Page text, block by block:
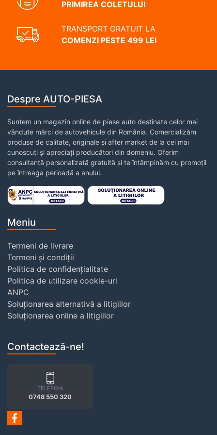
PRIMIREA COLETULUI
TRANSPORT GRATUIT LA
COMENZI PESTE 499 LEI
Despre AUTO-PIESA
Suntem un magazin online de piese auto destinate celor mai
vândute mărci de autovehicule din România. Comercializăm
produse de calitate, originale și after market de la cei mai
cunoscuți și apreciați producători din domeniu. Oferim
consultanță personalizată gratuită și te întâmpinăm cu promoții
pe întreaga perioadă a anului.
Meniu
Termeni de livrare
Termeni și condiții
Politica de confidențialitate
Politica de utilizare cookie-uri
ANPC
Soluționarea alternativă a litigiilor
Soluționarea online a litigiilor
Contactează-ne!
TELEFON:
0748 550 320